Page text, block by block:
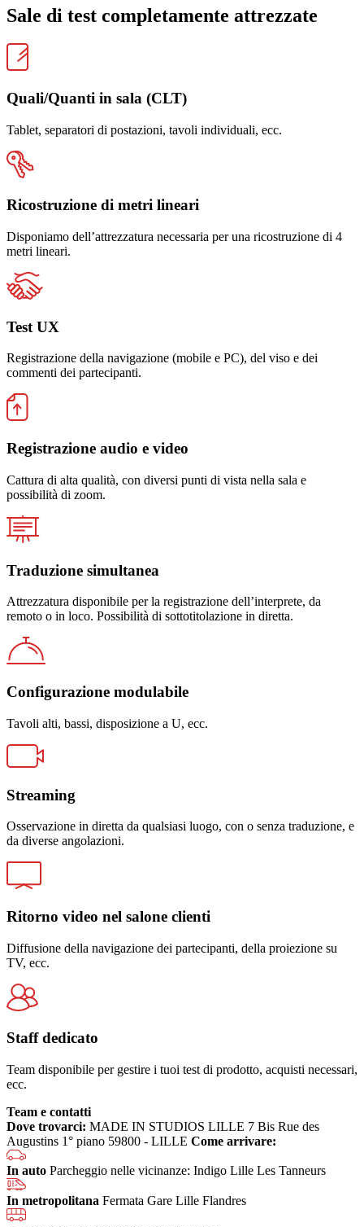
Sale di test completamente attrezzate
Quali/Quanti in sala (CLT)
Tablet, separatori di postazioni, tavoli individuali, ecc.
Ricostruzione di metri lineari
Disponiamo dell’attrezzatura necessaria per una ricostruzione di 4
metri lineari.
Test UX
Registrazione della navigazione (mobile e PC), del viso e dei
commenti dei partecipanti.
Registrazione audio e video
Cattura di alta qualità, con diversi punti di vista nella sala e
possibilità di zoom.
Traduzione simultanea
Attrezzatura disponibile per la registrazione dell’interprete, da
remoto o in loco. Possibilità di sottotitolazione in diretta.
Configurazione modulabile
Tavoli alti, bassi, disposizione a U, ecc.
Streaming
Osservazione in diretta da qualsiasi luogo, con o senza traduzione, e
da diverse angolazioni.
Ritorno video nel salone clienti
Diffusione della navigazione dei partecipanti, della proiezione su
TV, ecc.
Staff dedicato
Team disponibile per gestire i tuoi test di prodotto, acquisti necessari,
ecc.
Team e contatti
Dove trovarci: MADE IN STUDIOS LILLE 7 Bis Rue des
Augustins 1° piano 59800 - LILLE Come arrivare:
In auto Parcheggio nelle vicinanze: Indigo Lille Les Tanneurs
In metropolitana Fermata Gare Lille Flandres